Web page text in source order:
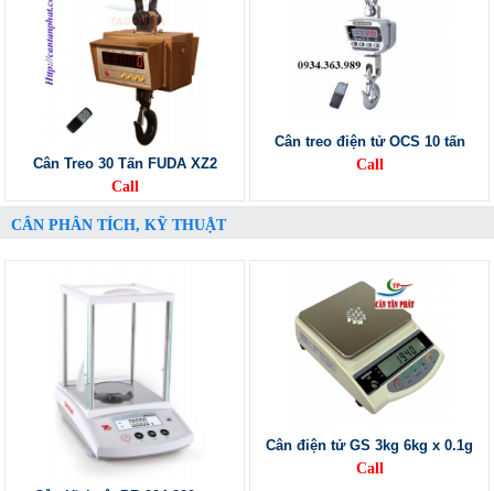
Cân Treo 30 Tấn FUDA XZ2
Call
Cân treo điện tử OCS 10 tấn
Call
CÂN PHÂN TÍCH, KỸ THUẬT
Cân điện tử GS 3kg 6kg x 0.1g
Call